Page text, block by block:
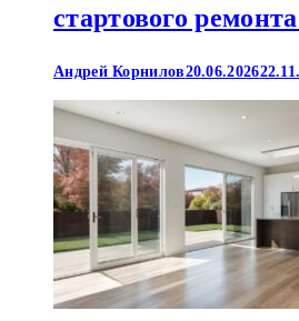
стартового
Андрей Корнилов20.06.2026